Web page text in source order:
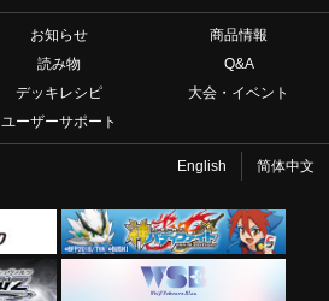
お知らせ
商品情報
読み物
Q&A
デッキレシピ
大会・イベント
ユーザーサポート
English 简体中文